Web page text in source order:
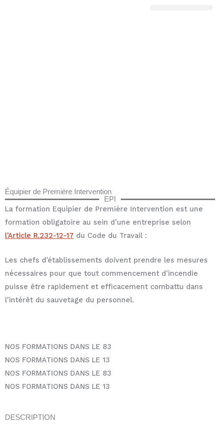
Équipier de Première Intervention
EPI
La formation Equipier de Première Intervention est une
formation obligatoire au sein d’une entreprise selon
l’Article R.232-12-17 du Code du Travail :
Les chefs d’établissements doivent prendre les mesures
nécessaires pour que tout commencement d’incendie
puisse être rapidement et efficacement combattu dans
l’intérêt du sauvetage du personnel.
NOS FORMATIONS DANS LE 83
NOS FORMATIONS DANS LE 13
NOS FORMATIONS DANS LE 83
NOS FORMATIONS DANS LE 13
DESCRIPTION